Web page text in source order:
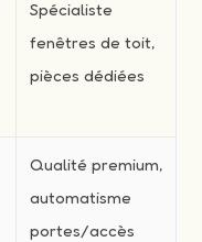
Spécialiste
fenêtres de toit,
pièces dédiées
Qualité premium,
automatisme
portes/accès